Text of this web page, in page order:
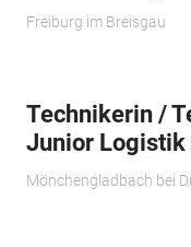
Freiburg im Breisgau
Technikerin /
Junior Logistik
Mönchengladbach bei